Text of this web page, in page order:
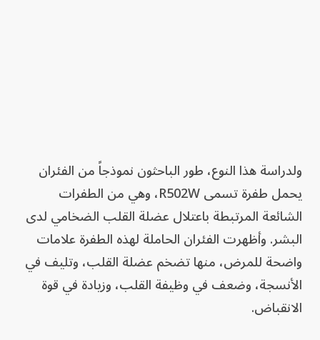
ولدراسة هذا النوع، طور الباحثون نموذجاً من الفئران
يحمل طفرة تسمى R502W، وهي من الطفرات
الشائعة المرتبطة باعتلال عضلة القلب الضخامي لدى
البشر. وأظهرت الفئران الحاملة لهذه الطفرة علامات
واضحة للمرض، منها تضخم عضلة القلب، وتليف في
الأنسجة، وضعف في وظيفة القلب، وزيادة في قوة
الانقباض.